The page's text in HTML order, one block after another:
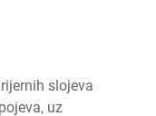
slojeva
uz